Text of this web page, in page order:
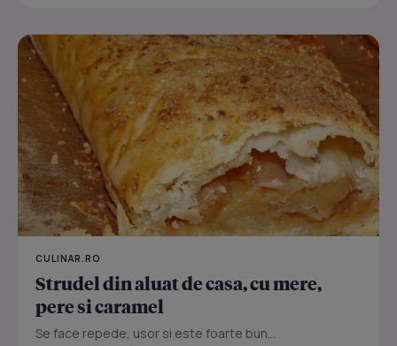
CULINAR.RO
Strudel din aluat de casa, cu mere,
pere si caramel
Se face repede, usor si este foarte bun...